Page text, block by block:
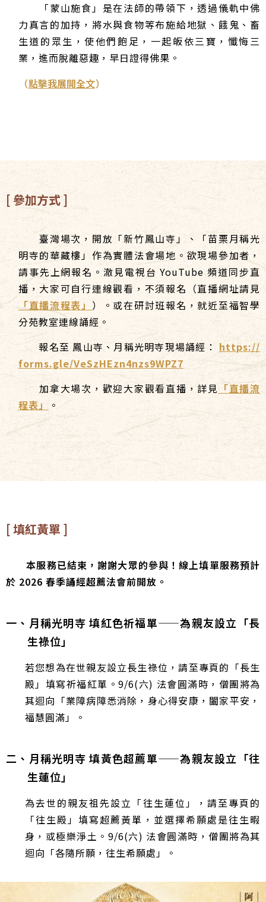
「蒙山施食」是在法師的帶領下，透過儀軌中佛
力真言的加持，將水與食物等布施給地獄、餓鬼、畜
生道的眾生，使他們飽足，一起皈依三寶，懺悔三
業，進而脫離惡趣，早日證得佛果。
（點擊我展開全文）
[ 參加方式 ]
臺灣場次，開放「新竹鳳山寺」、「苗栗月稱光
明寺的華藏樓」作為實體法會場地。欲現場參加者，
請事先上網報名。澈見電視台 YouTube 頻道同步直
播，大家可自行連線觀看，不須報名（直播網址請見
「直播流程表」 ）。或在研討班報名，就近至福智學
分苑教室連線誦經。
報名至 鳳山寺、月稱光明寺現場誦經： https://
forms.gle/VeSzHEzn4nzs9WPZ7
加拿大場次，歡迎大家觀看直播，詳見 「直播流
程表」
。
[ 填紅黃單 ]
本服務已結束，謝謝大眾的參與！線上填單服務預計
於 2026 春季誦經超薦法會前開放。
一、月稱光明寺 填紅色祈福單——為親友設立「長
生祿位」
若您想為在世親友設立長生祿位，請至專頁的「長生
殿」填寫祈福紅單。9/6(六) 法會圓滿時，僧團將為
其迴向「業障病障悉消除，身心得安康，闔家平安，
福慧圓滿」。
二、月稱光明寺 填黃色超薦單——為親友設立「往
生蓮位」
為去世的親友祖先設立「往生蓮位」，請至專頁的
「往生殿」填寫超薦黃單，並選擇希願處是往生暇
身，或極樂淨土。9/6(六) 法會圓滿時，僧團將為其
迴向「各隨所願，往生希願處」。